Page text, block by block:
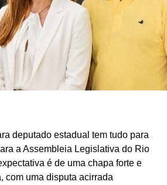
deputado estadual tem tudo para
a Assembleia Legislativa do Rio
é de uma chapa forte e
com uma disputa acirrada